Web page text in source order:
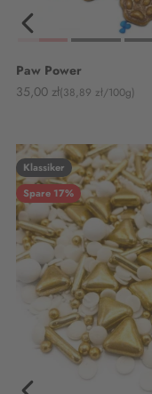
Paw Power
Angebot
35,00 zł(38,89 zł/100g)
Klassiker
Spare 17%